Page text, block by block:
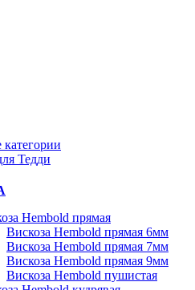
категории
Тедди
Hembold прямая
Вискоза Hembold прямая 6мм
Вискоза Hembold прямая 7мм
Вискоза Hembold прямая 9мм
Вискоза Hembold пушистая